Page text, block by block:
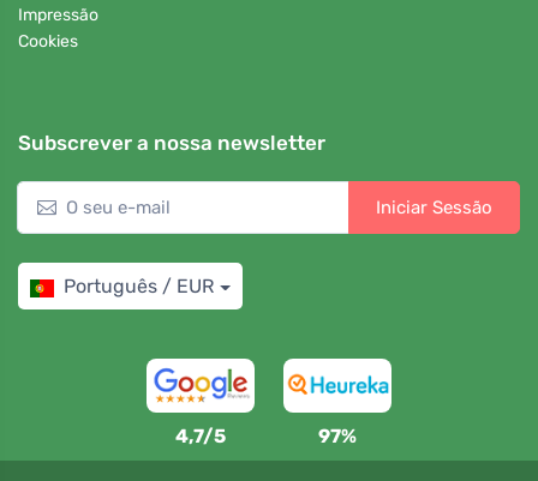
Impressão
Cookies
Subscrever a nossa newsletter
Iniciar Sessão
Português / EUR
4,7/5 97%